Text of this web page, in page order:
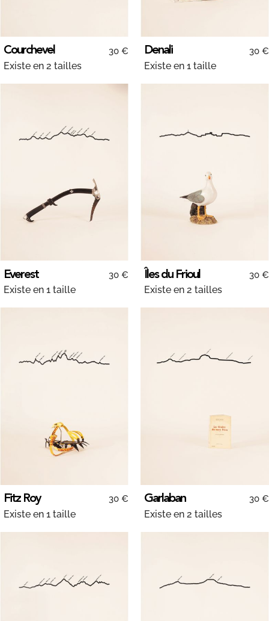
Courchevel 30 €
Existe en 2 tailles
Denali 30 €
Existe en 1 taille
Everest 30 €
Existe en 1 taille
Îles du Frioul 30 €
Existe en 2 tailles
Fitz Roy 30 €
Existe en 1 taille
Garlaban 30 €
Existe en 2 tailles